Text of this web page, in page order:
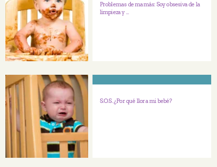
Problemas de mamás: Soy obsesiva de la
limpieza y ...
S.O.S. ¿Por qué llora mi bebé?